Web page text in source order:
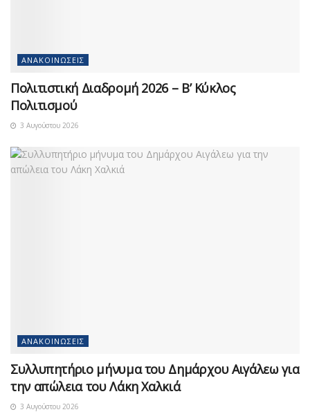
ΑΝΑΚΟΙΝΏΣΕΙΣ
Πολιτιστική Διαδρομή 2026 – Β’ Κύκλος
Πολιτισμού
3 Αυγούστου 2026
ΑΝΑΚΟΙΝΏΣΕΙΣ
Συλλυπητήριο μήνυμα του Δημάρχου Αιγάλεω για
την απώλεια του Λάκη Χαλκιά
3 Αυγούστου 2026